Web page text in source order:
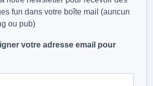
fun dans votre boîte mail (auncun
ou pub)
votre adresse email pour